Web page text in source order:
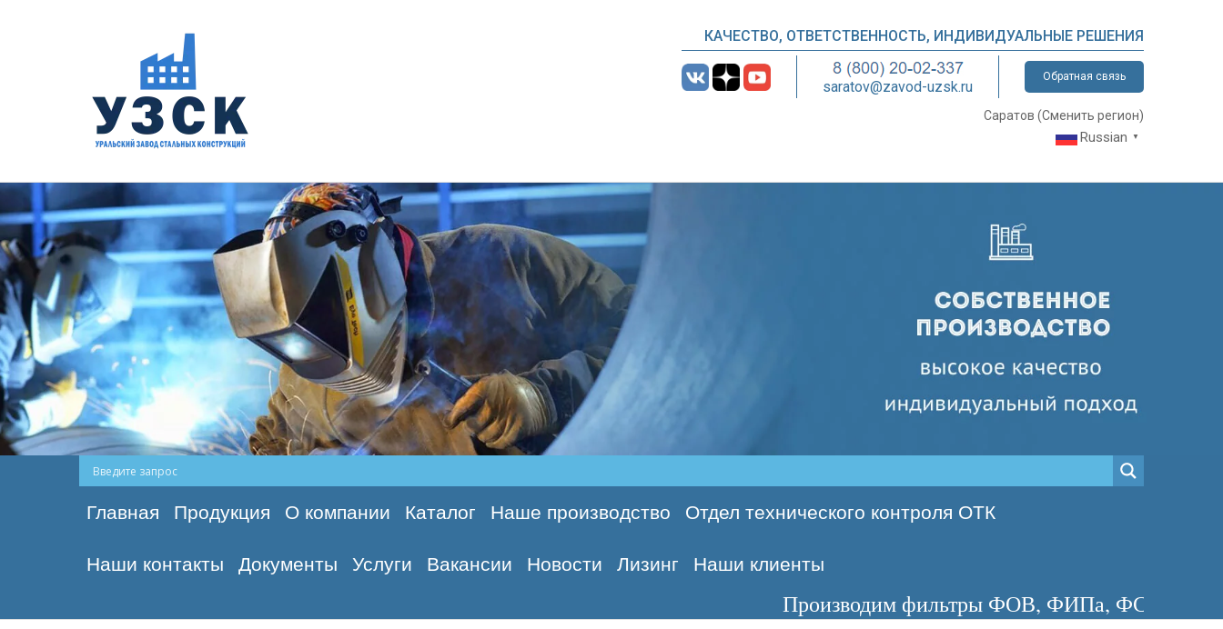
КАЧЕСТВО, ОТВЕТСТВЕННОСТЬ, ИНДИВИДУАЛЬНЫЕ РЕШЕНИЯ
saratov@zavod-uzsk.ru
Обратная связь
Саратов (Сменить регион)
Russian ▼
Главная Продукция О компании Каталог Наше производство Отдел технического контроля ОТК
Наши контакты Документы Услуги Вакансии Новости Лизинг Наши клиенты
Производим фильтры ФОВ, ФИПа, ФСУ, сосуды с